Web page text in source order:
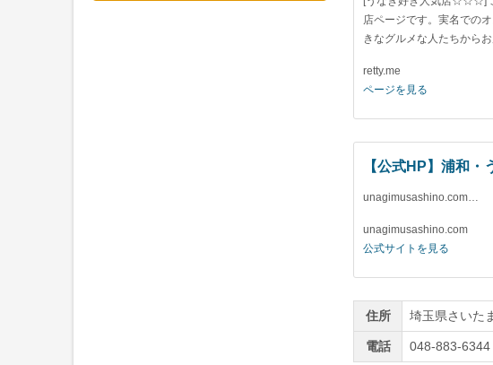
店ページです。実名での
きなグルメな人たちから
retty.me
ページを見る
【公式HP】浦和
unagimusashino.com…
unagimusashino.com
公式サイトを見る
住所 埼玉県さいた
電話 048-883-6344